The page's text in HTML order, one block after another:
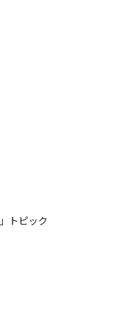
トピック